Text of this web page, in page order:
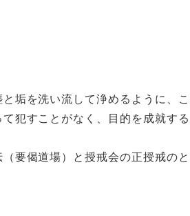
垢を洗い流して浄めるように、
犯すことがなく、目的を成就す
要偈道場）と授戒会の正授戒の